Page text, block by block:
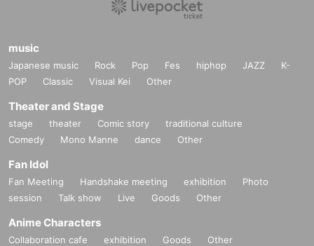
music
Japanese music Rock Pop Fes hiphop JAZZ
K-
POP
Classic Visual Kei Other
Theater and Stage
stage theater Comic story
traditional culture
Comedy
Mono Manne dance Other
Fan Idol
Fan Meeting Handshake meeting exhibition
Photo
session
Talk show Live Goods Other
Anime Characters
Collaboration cafe exhibition Goods Other